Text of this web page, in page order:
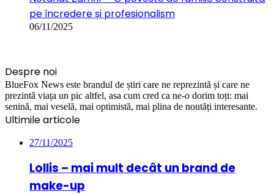
pe încredere și profesionalism
06/11/2025
Despre noi
BlueFox News este brandul de știri care ne reprezintă și care ne
prezintă viața un pic altfel, asa cum cred ca ne-o dorim toți: mai
senină, mai veselă, mai optimistă, mai plina de noutăți interesante.
Ultimile articole
27/11/2025
Lollis – mai mult decât un brand de
make-up